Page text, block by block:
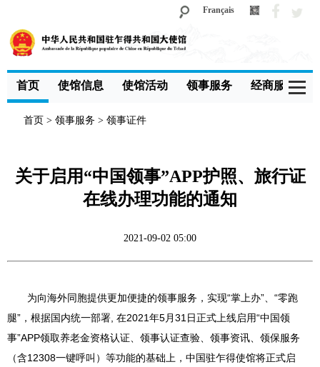
Français
首页 使馆信息 使馆活动 领事服务 经商服务
首页 > 领事服务 > 领事证件
关于启用“中国领事”APP护照、旅行证
在线办理功能的通知
2021-09-02 05:00
为向海外同胞提供更加便捷的领事服务，实现“掌上办”、“零跑
腿”，根据国内统一部署, 在2021年5月31日正式上线启用“中国领
事”APP领取养老金资格认证、领事认证查验、领事资讯、领保服务
（含12308一键呼叫）等功能的基础上，中国驻乍得使馆将正式启